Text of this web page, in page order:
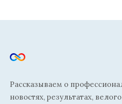
Рассказываем о
новостях, результатах,